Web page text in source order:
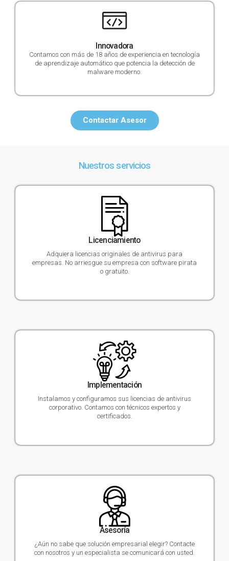
Innovadora
Contamos con más de 18 años de experiencia en tecnología
de aprendizaje automático que potencia la detección de
malware moderno.
Contactar Asesor
Nuestros servicios
Licenciamiento
Adquiera licencias originales de antivirus para
empresas. No arriesgue su empresa con software pirata
o gratuito.
Implementación
Instalamos y configuramos sus licencias de antivirus
corporativo. Contamos con técnicos expertos y
certificados.
Asesoría
¿Aún no sabe que solución empresarial elegir? Contacte
con nosotros y un especialista se comunicará con usted.